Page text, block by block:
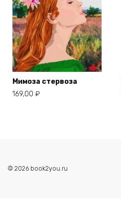
Мимоза стервоза
169,00 ₽
© 2026 book2you.ru